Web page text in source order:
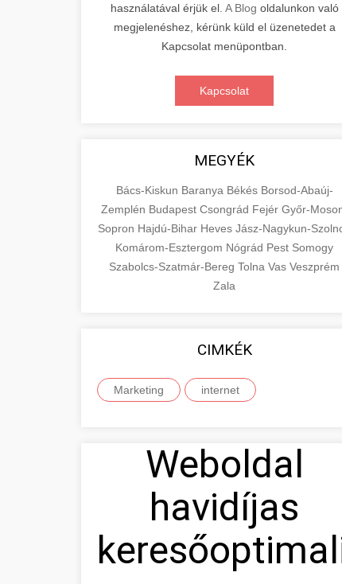
használatával érjük el. A Blog oldalunkon való
megjelenéshez, kérünk küld el üzenetedet a
Kapcsolat menüpontban.
Kapcsolat
MEGYÉK
Bács-Kiskun Baranya Békés Borsod-Abaúj-
Zemplén Budapest Csongrád Fejér Győr-
Sopron Hajdú-Bihar Heves Jász-Nagykun-
Komárom-Esztergom Nógrád Pest Somogy
Szabolcs-Szatmár-Bereg Tolna Vas Veszprém
Zala
CIMKÉK
Marketing internet
Weboldal
havidíjas